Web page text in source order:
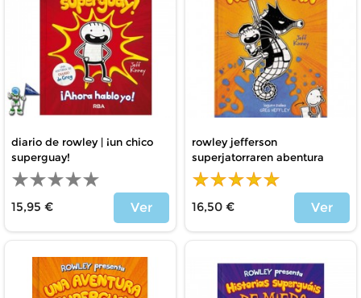
diario de rowley | ¡un chico
superguay!
15,95 €
Ver
rowley jefferson
superjatorraren abentura
16,50 €
Ver